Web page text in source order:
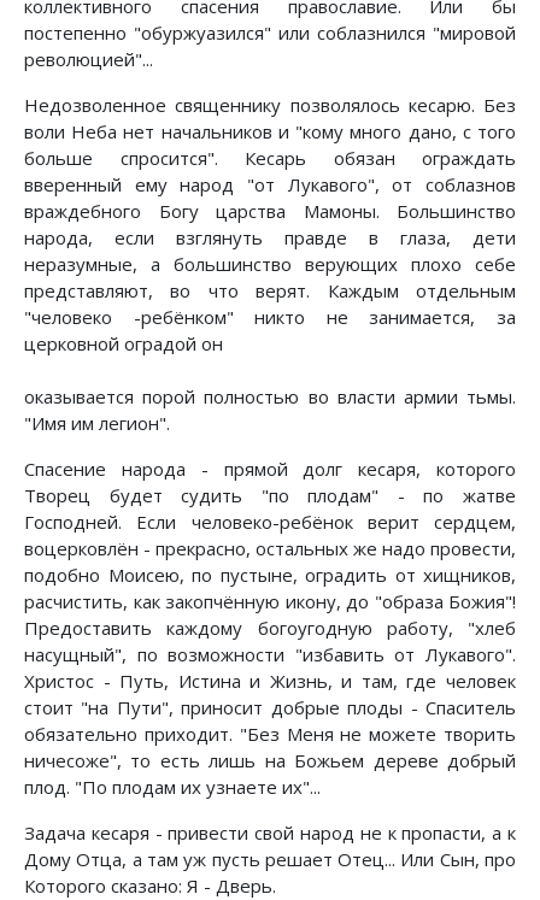
коллективного спасения православие. Или бы
постепенно "обуржуазился" или соблазнился "мировой
революцией"...
Недозволенное священнику позволялось кесарю. Без
воли Неба нет начальников и "кому много дано, с того
больше спросится". Кесарь обязан ограждать
вверенный ему народ "от Лукавого", от соблазнов
враждебного Богу царства Мамоны. Большинство
народа, если взглянуть правде в глаза, дети
неразумные, а большинство верующих плохо себе
представляют, во что верят. Каждым отдельным
"человеко -ребёнком" никто не занимается, за
церковной оградой он
оказывается порой полностью во власти армии тьмы.
"Имя им легион".
Спасение народа - прямой долг кесаря, которого
Творец будет судить "по плодам" - по жатве
Господней. Если человеко-ребёнок верит сердцем,
воцерковлён - прекрасно, остальных же надо провести,
подобно Моисею, по пустыне, оградить от хищников,
расчистить, как закопчённую икону, до "образа Божия"!
Предоставить каждому богоугодную работу, "хлеб
насущный", по возможности "избавить от Лукавого".
Христос - Путь, Истина и Жизнь, и там, где человек
стоит "на Пути", приносит добрые плоды - Спаситель
обязательно приходит. "Без Меня не можете творить
ничесоже", то есть лишь на Божьем дереве добрый
плод. "По плодам их узнаете их"...
Задача кесаря - привести свой народ не к пропасти, а к
Дому Отца, а там уж пусть решает Отец... Или Сын, про
Которого сказано: Я - Дверь.